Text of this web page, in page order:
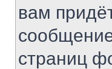
вам
страниц